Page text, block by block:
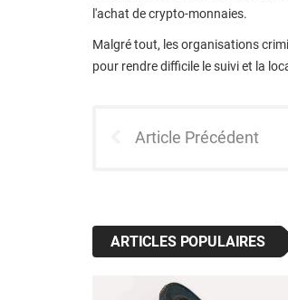
l'achat de crypto-monnaies.
Malgré tout, les organisations
pour rendre difficile le suivi et la
Article Précédent
ARTICLES POPULAIRES